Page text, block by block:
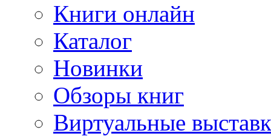
Книги онлайн
Каталог
Новинки
Обзоры книг
Виртуальные